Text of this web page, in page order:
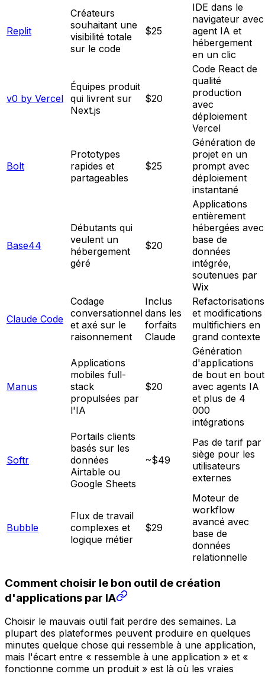
Replit
Créateurs
souhaitant une
visibilité totale
sur le code
$25
IDE dans le
navigateur avec
agent IA et
hébergement
en un clic
v0 by Vercel
Équipes produit
qui livrent sur
Next.js
$20
Code React de
qualité
production
avec
déploiement
Vercel
Bolt
Prototypes
rapides et
partageables
$25
Génération de
projet en un
prompt avec
déploiement
instantané
Base44
Débutants qui
veulent un
hébergement
géré
$20
Applications
entièrement
hébergées avec
base de
données
intégrée,
soutenues par
Wix
Claude Code
Codage
conversationnel
et axé sur le
raisonnement
Inclus
dans les
forfaits
Claude
Refactorisations
et modifications
multifichiers en
grand contexte
Manus
Applications
mobiles full-
stack
propulsées par
l'IA
$20
Génération
d'applications
de bout en bout
avec agents IA
et plus de 4
000
intégrations
Softr
Portails clients
basés sur les
données
Airtable ou
Google Sheets
~$49
Pas de tarif par
siège pour les
utilisateurs
externes
Bubble
Flux de travail
complexes et
logique métier
$29
Moteur de
workflow
avancé avec
base de
données
relationnelle
Comment choisir le bon outil de création
d'applications par IA
Choisir le mauvais outil fait perdre des semaines. La
plupart des plateformes peuvent produire en quelques
minutes quelque chose qui ressemble à une application,
mais l'écart entre « ressemble à une application » et «
fonctionne comme un produit » est là où les vraies